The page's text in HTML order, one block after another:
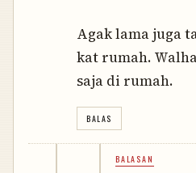
Agak lama juga
kat rumah.
saja di rumah.
BALAS
BALASAN